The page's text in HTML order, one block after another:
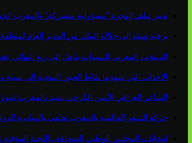
تدبير ملف الهجرة “مسؤولية مشتركة” والمغرب
برقية تهنئة إلى جلالة الملك من المدير العام
المنتخب المغربي للسيدات يتأهل إلى ربع النهائي
الأحداث التي شهدتها نقاط العبور المؤدية إلى
الشاعر العراقي الأمين الكرخي يشيد بالمغرب:
حركة الشعر العالمية بالمغرب تحتفي بالمبادرة
انتخابات المجلس الوطني للصحافة.. اللجنة المؤقتة